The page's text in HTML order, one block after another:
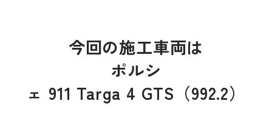
今回の施工車両は
ポルシ
ェ 911 Targa 4 GTS （992.2）